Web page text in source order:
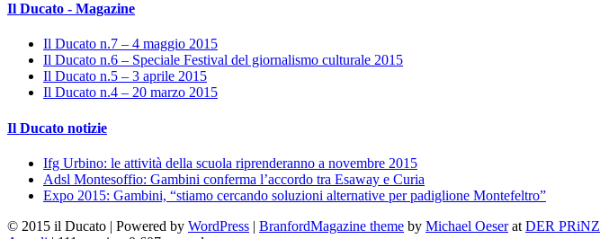
Il Ducato - Magazine
Il Ducato n.7 – 4 maggio 2015
Il Ducato n.6 – Speciale Festival del giornalismo culturale 2015
Il Ducato n.5 – 3 aprile 2015
Il Ducato n.4 – 20 marzo 2015
Il Ducato notizie
Ifg Urbino: le attività della scuola riprenderanno a novembre 2015
Adsl Montesoffio: Gambini conferma l’accordo tra Esaway e Curia
Expo 2015: Gambini, “stiamo cercando soluzioni alternative per padiglione Montefeltro”
© 2015 il Ducato | Powered by WordPress | BranfordMagazine theme by Michael Oeserat DER PRiNZ